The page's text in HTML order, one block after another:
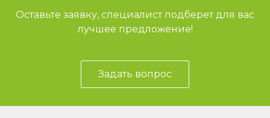
Оставьте заявку, специалист подберет для вас
лучшее предложение!
Задать вопрос